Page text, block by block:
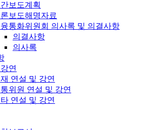
보도계획
보도해명자료
통화위원회 의사록 및 의결사항
의결사항
의사록
연
연설 및 강연
위원 연설 및 강연
연설 및 강연